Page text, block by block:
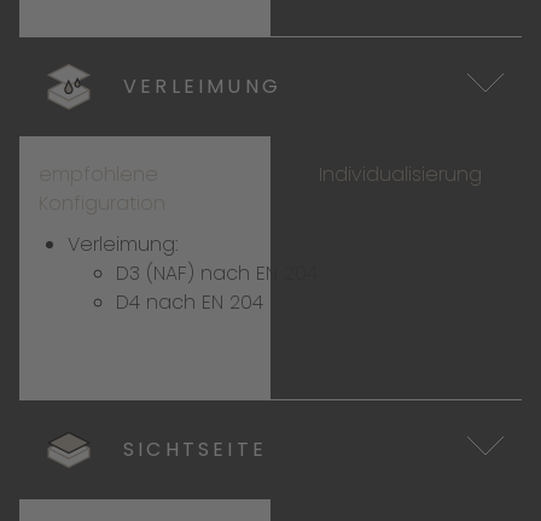
VERLEIMUNG
empfohlene
Konfiguration
Individualisierung
Verleimung:
D3 (NAF) nach EN 204
D4 nach EN 204
SICHTSEITE